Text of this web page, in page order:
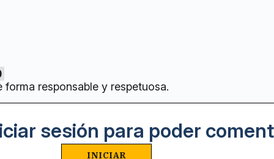
responsable y respetuosa.
sesión para poder
INICIAR